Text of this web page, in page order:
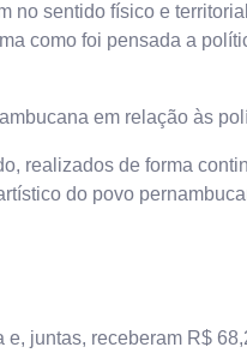
no sentido físico e
como foi pensada a
em relação às
realizados de forma
do povo
juntas, receberam R$